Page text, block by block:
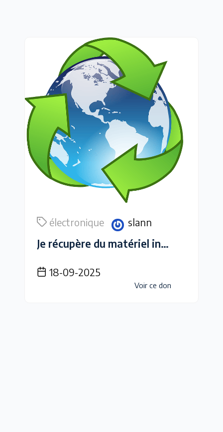
électronique slann
Je récupère du matériel informatique -ex : carte graphique, clavier, manette-
18-09-2025
Voir ce don